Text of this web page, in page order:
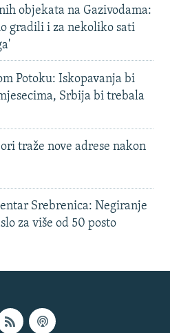
objekata na Gazivodama:
gradili i za nekoliko sati
Potoku: Iskopavanja bi
Srbija bi trebala
traže nove adrese nakon
Srebrenica: Negiranje
za više od 50 posto